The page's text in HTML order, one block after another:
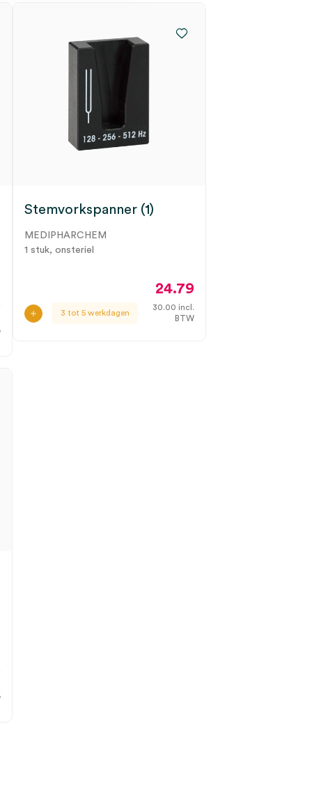
Stemvorkspanner (1)
MEDIPHARCHEM
1 stuk, onsteriel
3 tot 5 werkdagen
24.79
30.00 incl.
BTW